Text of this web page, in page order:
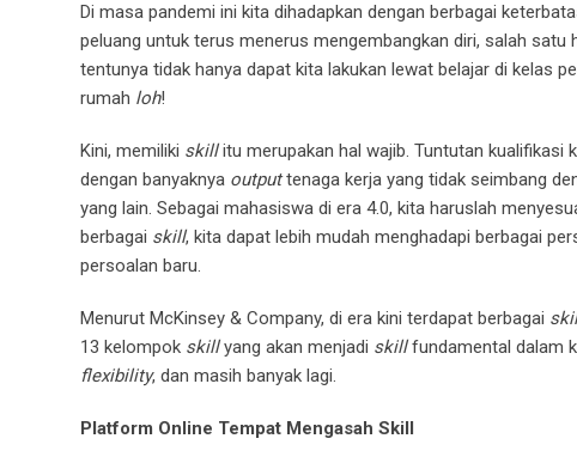
Di masa pandemi ini kita dihadapkan dengan berbagai
peluang untuk terus menerus mengembangkan diri, salah satu
tentunya tidak hanya dapat kita lakukan lewat belajar di kelas
rumah loh!
Kini, memiliki skillitu merupakan hal wajib. Tuntutan kualifikasi
dengan banyaknya outputtenaga kerja yang tidak seimbang
yang lain. Sebagai mahasiswa di era 4.0, kita haruslah
berbagai skill, kita dapat lebih mudah menghadapi berbagai
persoalan baru.
Menurut McKinsey & Company, di era kini terdapat berbagai
13 kelompok skillyang akan menjadi skillfundamental dalam
flexibility, dan masih banyak lagi.
Platform Online Tempat Mengasah Skill